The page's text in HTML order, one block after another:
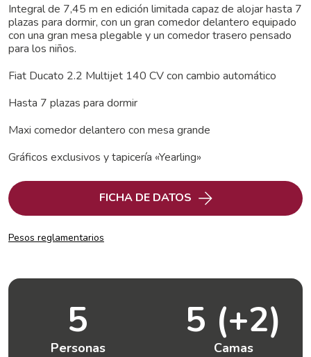
Integral de 7,45 m en edición limitada capaz de alojar hasta 7
plazas para dormir, con un gran comedor delantero equipado
con una gran mesa plegable y un comedor trasero pensado
para los niños.
Fiat Ducato 2.2 Multijet 140 CV con cambio automático
Hasta 7 plazas para dormir
Maxi comedor delantero con mesa grande
Gráficos exclusivos y tapicería «Yearling»
FICHA DE DATOS
Pesos reglamentarios
5
Personas
5 (+2)
Camas